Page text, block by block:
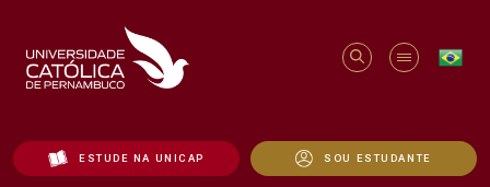
ESTUDE NA UNICAP SOU ESTUDANTE